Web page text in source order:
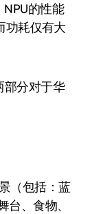
的性能
功耗仅有大
分对于华
（包括：蓝
、食物、